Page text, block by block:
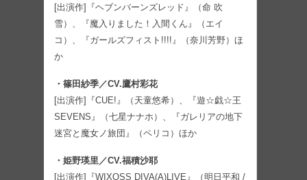
[出演作]『ヘブンバーンズレッド』（命 吹
雪）、『魔入りました！入間くん』（エイ
コ）、『ガールズフィスト!!!!』（奈川芳野）ほ
か
・篠田紗季／CV.鷹村彩花
[出演作]『CUE!』（天童悠希）、『遊☆戯☆王
SEVENS』（七星ナナホ）、『ガレリアの地下
迷宮と魔女ノ旅団』（ペリコ）ほか
・姫野瑛里／CV.福積沙耶
[出演作]『WIXOSS DIVA(A)LIVE』（明日平和 /